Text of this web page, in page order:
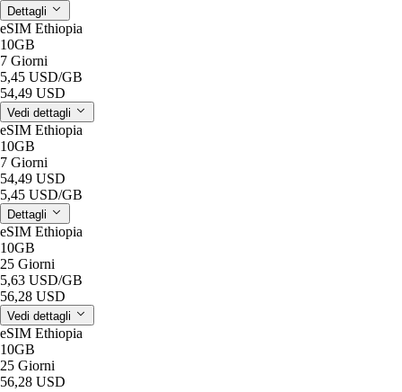
Dettagli
eSIM Ethiopia
10GB
7 Giorni
5,45 USD/GB
54,49 USD
Vedi dettagli
eSIM Ethiopia
10GB
7 Giorni
54,49 USD
5,45 USD/GB
Dettagli
eSIM Ethiopia
10GB
25 Giorni
5,63 USD/GB
56,28 USD
Vedi dettagli
eSIM Ethiopia
10GB
25 Giorni
56,28 USD